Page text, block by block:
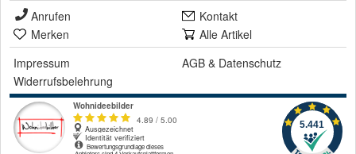
Anrufen
Kontakt
Merken
Alle Artikel
Impressum
AGB & Datenschutz
Widerrufsbelehrung